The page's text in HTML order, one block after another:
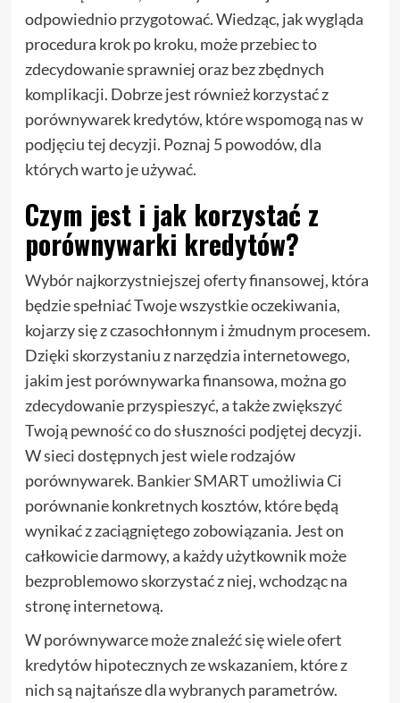
odpowiednio przygotować. Wiedząc, jak wygląda
procedura krok po kroku, może przebiec to
zdecydowanie sprawniej oraz bez zbędnych
komplikacji. Dobrze jest również korzystać z
porównywarek kredytów, które wspomogą nas w
podjęciu tej decyzji. Poznaj 5 powodów, dla
których warto je używać.
Czym jest i jak korzystać z
porównywarki kredytów?
Wybór najkorzystniejszej oferty finansowej, która
będzie spełniać Twoje wszystkie oczekiwania,
kojarzy się z czasochłonnym i żmudnym procesem.
Dzięki skorzystaniu z narzędzia internetowego,
jakim jest porównywarka finansowa, można go
zdecydowanie przyspieszyć, a także zwiększyć
Twoją pewność co do słuszności podjętej decyzji.
W sieci dostępnych jest wiele rodzajów
porównywarek. Bankier SMARTumożliwia Ci
porównanie konkretnych kosztów, które będą
wynikać z zaciągniętego zobowiązania. Jest on
całkowicie darmowy, a każdy użytkownik może
bezproblemowo skorzystać z niej, wchodząc na
stronę internetową.
W porównywarce może znaleźć się wiele ofert
kredytów hipotecznych ze wskazaniem, które z
nich są najtańsze dla wybranych parametrów.